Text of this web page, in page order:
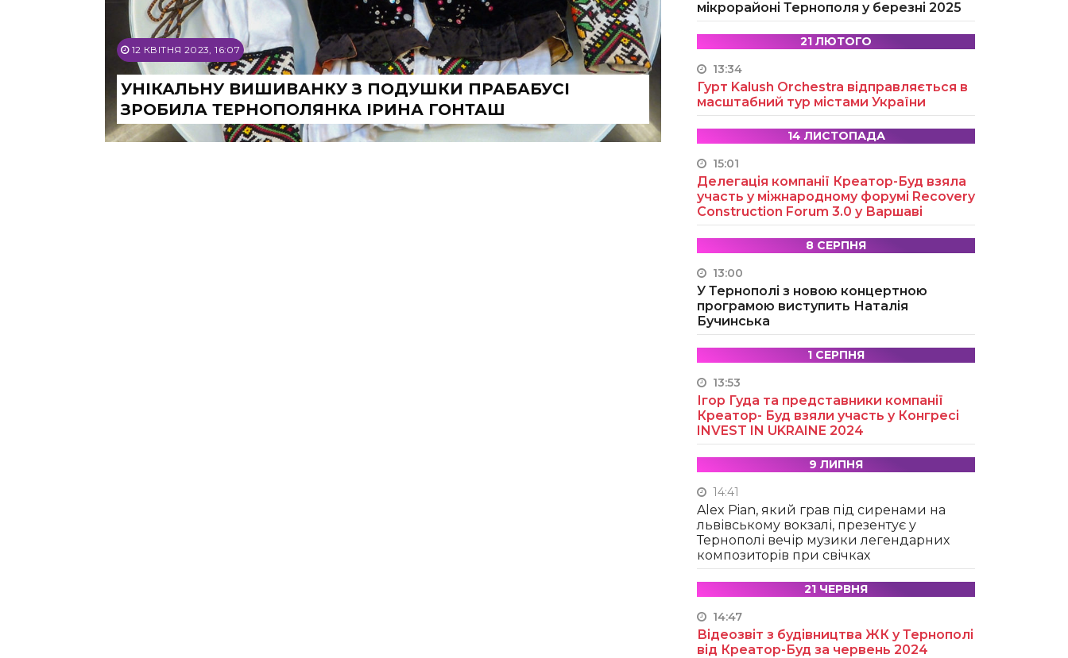
12 КВІТНЯ 2023, 16:07
УНІКАЛЬНУ ВИШИВАНКУ З ПОДУШКИ ПРАБАБУСІ
ЗРОБИЛА ТЕРНОПОЛЯНКА ІРИНА ГОНТАШ
мікрорайоні Тернополя у березні 2025
21 ЛЮТОГО
13:34
Гурт Kalush Orchestra відправляється в
масштабний тур містами України
14 ЛИСТОПАДА
15:01
Делегація компанії Креатор-Буд взяла
участь у міжнародному форумі Recovery
Construction Forum 3.0 у Варшаві
8 СЕРПНЯ
13:00
У Тернополі з новою концертною
програмою виступить Наталія
Бучинська
1 СЕРПНЯ
13:53
Ігор Гуда та представники компанії
Креатор- Буд взяли участь у Конгресі
INVEST IN UKRAINE 2024
9 ЛИПНЯ
14:41
Alex Pian, який грав під сиренами на
львівському вокзалі, презентує у
Тернополі вечір музики легендарних
композиторів при свічках
21 ЧЕРВНЯ
14:47
Відеозвіт з будівництва ЖК у Тернополі
від Креатор-Буд за червень 2024